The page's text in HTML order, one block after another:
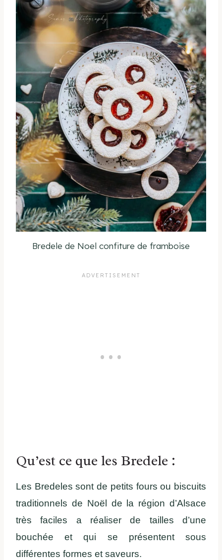
Bredele de Noel confiture de framboise
Qu’est ce que les Bredele :
Les Bredeles sont de petits fours ou biscuits
traditionnels de Noël de la région d’Alsace
très faciles a réaliser de tailles d’une
bouchée et qui se présentent sous
différentes formes et saveurs.